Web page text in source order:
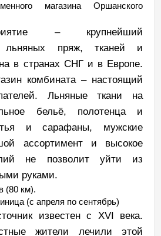
магазина Оршанского
– крупнейший
льняных пряж, тканей и
в странах СНГ и в Европе.
комбината – настоящий
Льняные ткани на
бельё, полотенца и
и сарафаны, мужские
ассортимент и высокое
не позволит уйти из
руками.
(80 км).
(с апреля по сентябрь)
известен с XVI века.
жители лечили этой